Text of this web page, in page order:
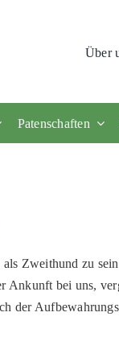
Über
Patenschaften
Zweithund zu
Ankunft bei uns,
der